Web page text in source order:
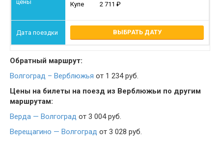
Купе
2 711
ВЫБРАТЬ ДАТУ
Обратный маршрут:
Волгоград – Верблюжья от 1 234 руб.
Цены на билеты на поезд из Верблюжьи по другим
маршрутам:
Верда — Волгоград от 3 004 руб.
Верещагино — Волгоград от 3 028 руб.